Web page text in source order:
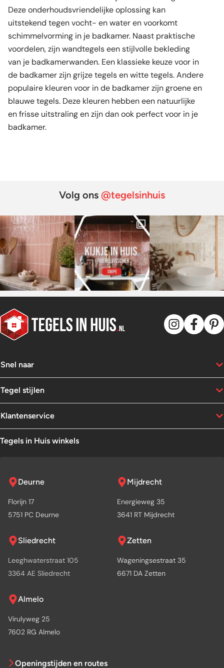
Deze onderhoudsvriendelijke oplossing kan
uitstekend tegen vocht- en water en voorkomt
schimmelvorming in je badkamer. Naast praktische
voordelen, zijn wandtegels een stijlvolle bekleding
van je badkamerwanden. Een klassieke keuze voor in
de badkamer zijn grijze tegels en witte tegels. Andere
populaire kleuren voor in de badkamer zijn groene en
blauwe tegels. Deze kleuren hebben een natuurlijke
en frisse uitstraling en zijn dan ook perfect voor in je
badkamer.
Volg ons @tegelsinhuis
Snel naar
Tegel stijlen
Klantenservice
Tegels in Huis winkels
Deurne
Florijn 17
5751 PC Deurne
Mijdrecht
Energieweg 35
3641 RT Mijdrecht
Sliedrecht
Leeghwaterstraat 105
3364 AE Sliedrecht
Zetten
Wageningsestraat 35
6671 DA Zetten
Almelo
Virulyweg 25
7602 RG Almelo
Openingstijden en routes